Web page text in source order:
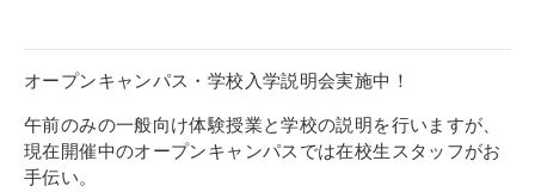
オープンキャンパス・学校入学説明会実施中！
午前のみの一般向け体験授業と学校の説明を行いますが、
現在開催中のオープンキャンパスでは在校生スタッフがお
手伝い。